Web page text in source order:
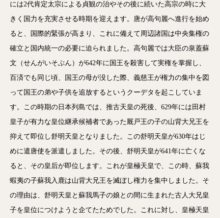
には2代肯定太宗による貞観の治やその後に続いた高宗の時に大
きく国力を充実させる時期を迎えます。唐が高句麗へ進行を始め
ると、国際的緊張が高まり、これに備えて周辺諸国は中央集権の
確立と国内統一の必要に迫られました。高句麗では大臣の泉蓋蘇
文（せんがいそぶん）が642年に国王を殺害して実権を掌握し、
百済でも同じ頃、国王の母が没した際、義慈王が権力の集中を図
って国王の弟や子供を追放するというクーデタを起こしていま
す。この時期の日本列島では、推古天皇の死後、629年には田村
皇子が有力な皇位継承候補者であった厩戸王の子の山背大兄王を
抑えて即位し舒明天皇となりました。この舒明天皇が630年はじ
めに遣唐使を派遣しました。その後、舒明天皇が641年に亡くな
ると、その皇后が即位します。これが皇極天皇で、この時、蘇我
蝦夷の子蘇我入鹿は山背大兄王を滅ぼし権力を集中しました。そ
の理由は、舒明天皇と蘇我馬子の娘との間に生まれた古人大兄皇
子を皇位につけようと企てたためでした。これに対し、皇極天皇